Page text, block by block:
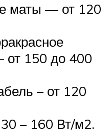
маты — от 120
от 150 до 400
– от 120
– 160 Вт/м2.